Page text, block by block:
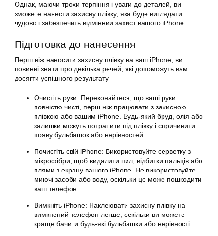
Однак, маючи трохи терпіння і уваги до деталей, ви
зможете нанести захисну плівку, яка буде виглядати
чудово і забезпечить відмінний захист вашого iPhone.
Підготовка до нанесення
Перш ніж наносити захисну плівку на ваш iPhone, ви
повинні знати про декілька речей, які допоможуть вам
досягти успішного результату.
Очистіть руки: Переконайтеся, що ваші руки
повністю чисті, перш ніж працювати з захисною
плівкою або вашим iPhone. Будь-який бруд, олія або
залишки можуть потрапити під плівку і спричинити
появу бульбашок або нерівностей.
Почистіть свій iPhone: Використовуйте серветку з
мікрофібри, щоб видалити пил, відбитки пальців або
плями з екрану вашого iPhone. Не використовуйте
миючі засоби або воду, оскільки це може пошкодити
ваш телефон.
Вимкніть iPhone: Наклеювати захисну плівку на
вимкнений телефон легше, оскільки ви можете
краще бачити будь-які бульбашки або нерівності.